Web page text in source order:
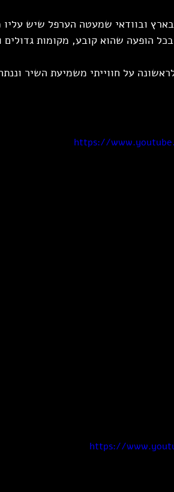
ובוודאי שמעטה הערפל שיש עליו
הופעה שהוא קובע, מקומות גדולים
על חווייתי משמיעת השיר
https://
https://